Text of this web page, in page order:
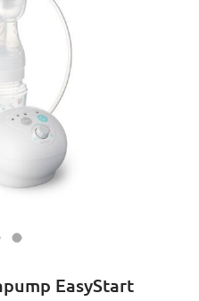
EasyStart